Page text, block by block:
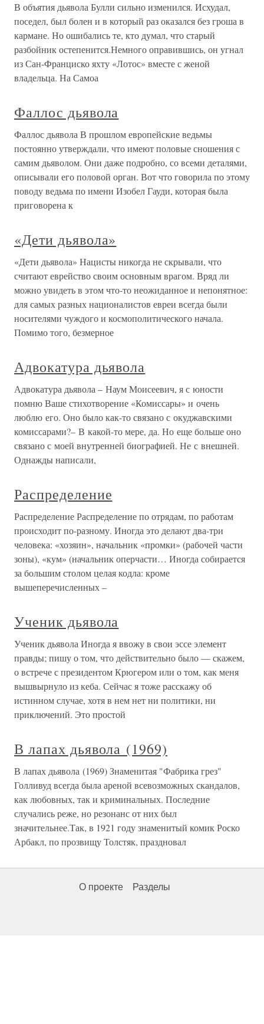
В объятия дьявола Булли сильно изменился. Исхудал,
поседел, был болен и в который раз оказался без гроша в
кармане. Но ошибались те, кто думал, что старый
разбойник остепенится.Немного оправившись, он угнал
из Сан-Франциско яхту «Лотос» вместе с женой
владельца. На Самоа
Фаллос дьявола
Фаллос дьявола В прошлом европейские ведьмы
постоянно утверждали, что имеют половые сношения с
самим дьяволом. Они даже подробно, со всеми деталями,
описывали его половой орган. Вот что говорила по этому
поводу ведьма по имени Изобел Гауди, которая была
приговорена к
«Дети дьявола»
«Дети дьявола» Нацисты никогда не скрывали, что
считают еврейство своим основным врагом. Вряд ли
можно увидеть в этом что-то неожиданное и непонятное:
для самых разных националистов евреи всегда были
носителями чуждого и космополитического начала.
Помимо того, безмерное
Адвокатура дьявола
Адвокатура дьявола – Наум Моисеевич, я с юности
помню Ваше стихотворение «Комиссары» и очень
люблю его. Оно было как-то связано с окуджавскими
комиссарами?– В какой-то мере, да. Но еще больше оно
связано с моей внутренней биографией. Не с внешней.
Однажды написали,
Распределение
Распределение Распределение по отрядам, по работам
происходит по-разному. Иногда это делают два-три
человека: «хозяин», начальник «промки» (рабочей части
зоны), «кум» (начальник оперчасти… Иногда собирается
за большим столом целая кодла: кроме
вышеперечисленных –
Ученик дьявола
Ученик дьявола Иногда я ввожу в свои эссе элемент
правды; пишу о том, что действительно было — скажем,
о встрече с президентом Крюгером или о том, как меня
вышвырнуло из кеба. Сейчас я тоже расскажу об
истинном случае, хотя в нем нет ни политики, ни
приключений. Это простой
В лапах дьявола (1969)
В лапах дьявола (1969) Знаменитая "Фабрика грез"
Голливуд всегда была ареной всевозможных скандалов,
как любовных, так и криминальных. Последние
случались реже, но резонанс от них был
значительнее.Так, в 1921 году знаменитый комик Роско
Арбакл, по прозвищу Толстяк, праздновал
О проекте Разделы